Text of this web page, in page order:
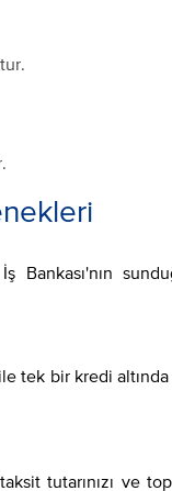
Bankası'nın
tek bir kredi altında
tutarınızı ve